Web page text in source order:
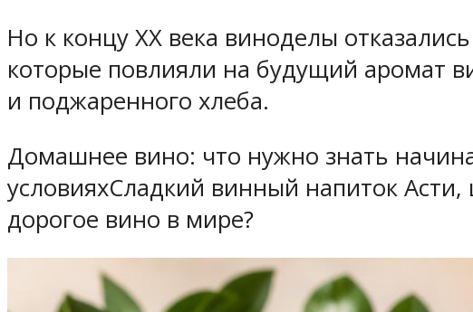
Но к концу XX века виноделы
которые повлияли на будущий аромат
и поджаренного хлеба.
Домашнее вино: что нужно знать
условияхСладкий винный напиток
дорогое вино в мире?